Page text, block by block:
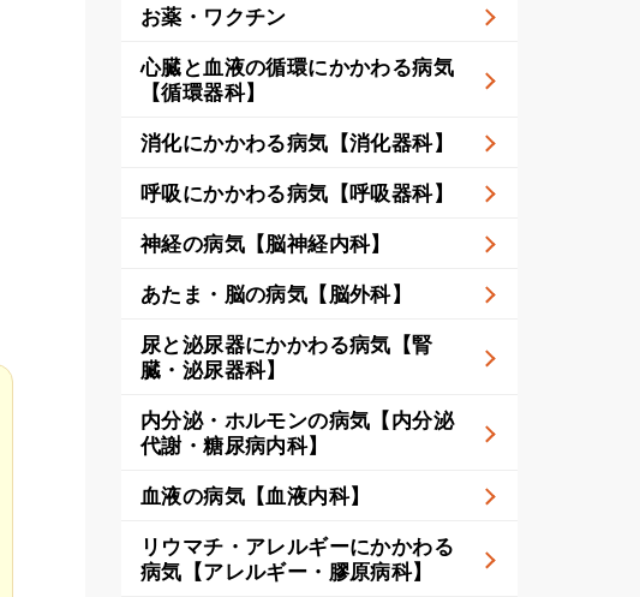
お薬・ワクチン
心臓と血液の循環にかかわる病気
【循環器科】
消化にかかわる病気【消化器科】
呼吸にかかわる病気【呼吸器科】
神経の病気【脳神経内科】
あたま・脳の病気【脳外科】
尿と泌尿器にかかわる病気【腎
臓・泌尿器科】
内分泌・ホルモンの病気【内分泌
代謝・糖尿病内科】
血液の病気【血液内科】
リウマチ・アレルギーにかかわる
病気【アレルギー・膠原病科】